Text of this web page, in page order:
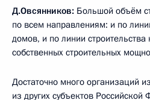
Д.Овсянников: Большой объём
по всем направлениям: и по
домов, и по линии
собственных строительных
Достаточно много организаций
из других субъектов